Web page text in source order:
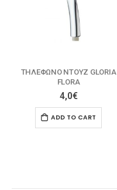
ΤΗΛΕΦΩΝΟ ΝΤΟΥΖ GLORIA
AOSTA NOVA
5,3€
ADD TO CART